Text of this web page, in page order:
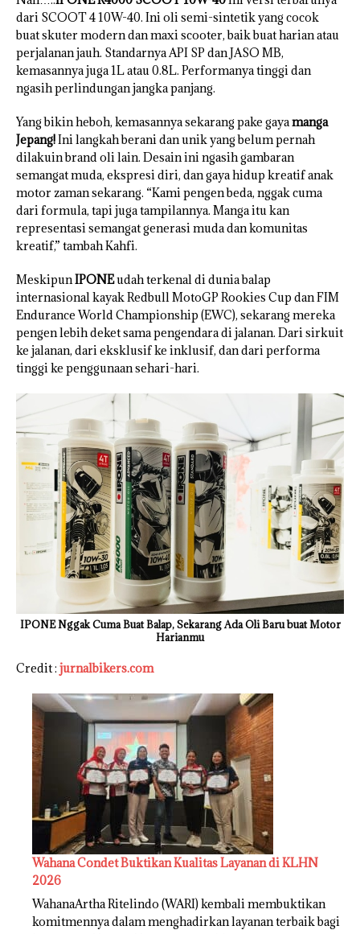
dari SCOOT 4 10W-40. Ini oli semi-sintetik yang cocok
buat skuter modern dan maxi scooter, baik buat harian atau
perjalanan jauh. Standarnya API SP dan JASO MB,
kemasannya juga 1L atau 0.8L. Performanya tinggi dan
ngasih perlindungan jangka panjang.
Yang bikin heboh, kemasannya sekarang pake gayamanga
Jepang!Ini langkah berani dan unik yang belum pernah
dilakuin brand oli lain. Desain ini ngasih gambaran
semangat muda, ekspresi diri, dan gaya hidup kreatif anak
motor zaman sekarang. “Kami pengen beda, nggak cuma
dari formula, tapi juga tampilannya. Manga itu kan
representasi semangat generasi muda dan komunitas
kreatif,” tambah Kahfi.
MeskipunIPONEudah terkenal di dunia balap
internasional kayak Redbull MotoGP Rookies Cup dan FIM
Endurance World Championship (EWC), sekarang mereka
pengen lebih deket sama pengendara di jalanan. Dari sirkuit
ke jalanan, dari eksklusif ke inklusif, dan dari performa
tinggi ke penggunaan sehari-hari.
IPONE Nggak Cuma Buat Balap, Sekarang Ada Oli Baru buat Motor
Harianmu
Credit : jurnalbikers.com
Wahana Condet Buktikan Kualitas Layanan di KLHN
2026
WahanaArtha Ritelindo (WARI) kembali membuktikan
komitmennya dalam menghadirkan layanan terbaik bagi